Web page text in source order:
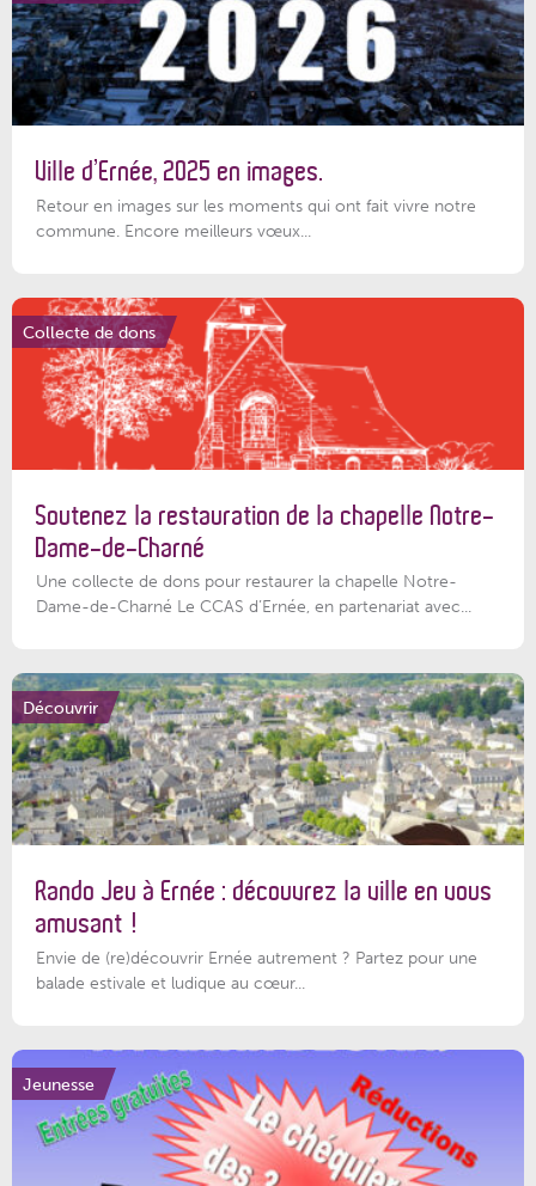
Ville d’Ernée, 2025 en images.
Retour en images sur les moments qui ont fait vivre notre
commune. Encore meilleurs vœux...
Collecte de dons
Soutenez la restauration de la chapelle Notre-
Dame-de-Charné
Une collecte de dons pour restaurer la chapelle Notre-
Dame-de-Charné Le CCAS d’Ernée, en partenariat avec...
Découvrir
Rando Jeu à Ernée : découvrez la ville en vous
amusant !
Envie de (re)découvrir Ernée autrement ? Partez pour une
balade estivale et ludique au cœur...
Jeunesse